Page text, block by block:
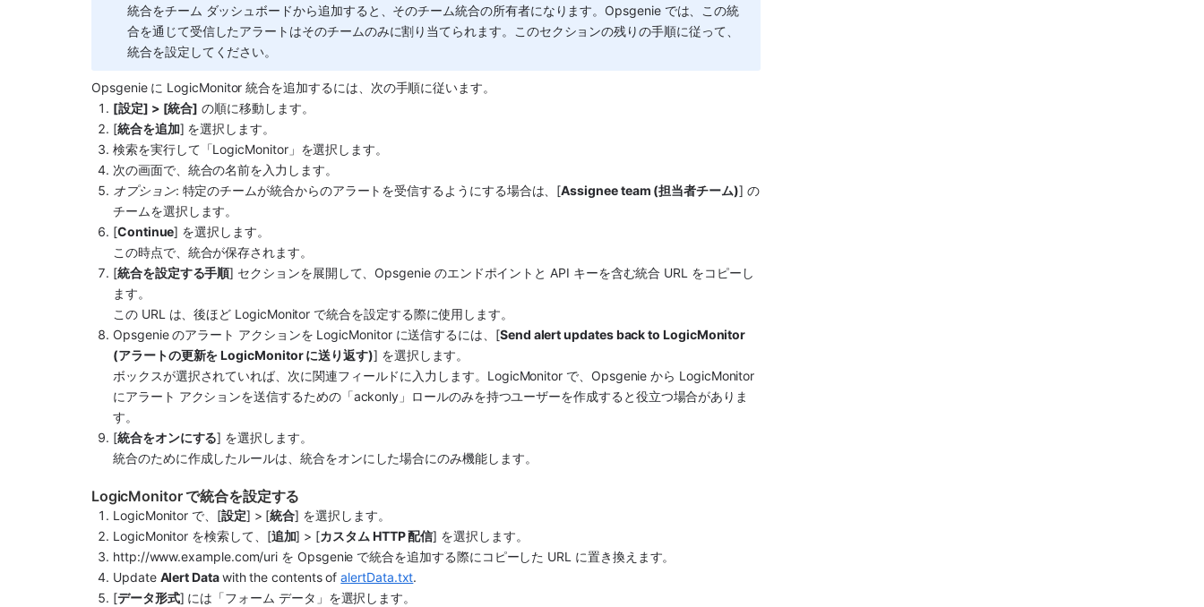
統合をチーム ダッシュボードから追加すると、そのチーム統合の所有者になります。Opsgenie では、この統
合を通じて受信したアラートはそのチームのみに割り当てられます。このセクションの残りの手順に従って、
統合を設定してください。
Opsgenie に LogicMonitor 統合を追加するには、次の手順に従います。
[設定] > [統合] の順に移動します。
[統合を追加] を選択します。
検索を実行して「LogicMonitor」を選択します。
次の画面で、統合の名前を入力します。
オプション: 特定のチームが統合からのアラートを受信するようにする場合は、[Assignee team (担当者チーム)] の
チームを選択します。
[Continue] を選択します。
この時点で、統合が保存されます。
[統合を設定する手順] セクションを展開して、 Opsgenie のエンドポイントと API キーを含む統合 URL をコピーし
ます。
この URL は、後ほど LogicMonitor で統合を設定する際に使用します。
Opsgenie のアラート アクションを LogicMonitor に送信するには、[Send alert updates back to LogicMonitor
(アラートの更新を LogicMonitor に送り返す)] を選択します。
ボックスが選択されていれば、次に関連フィールドに入力します。LogicMonitor で、 Opsgenie から LogicMonitor
にアラート アクションを送信するための「ackonly」ロールのみを持つユーザーを作成すると役立つ場合がありま
す。
[統合をオンにする] を選択します。
統合のために作成したルールは、統合をオンにした場合にのみ機能します。
LogicMonitor で統合を設定する
LogicMonitor で、[設定] > [統合] を選択します。
LogicMonitor を検索して、[追加] > [カスタム HTTP 配信] を選択します。
http://www.example.com/uri を Opsgenie で統合を追加する際にコピーした URL に置き換えます。
Update Alert Data with the contents of alertData.txt.
[データ形式] には「フォーム データ」を選択します。